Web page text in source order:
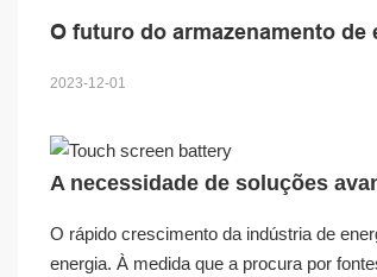
O futuro do armazenamento
2023-12-01
A necessidade de soluções
O rápido crescimento da indústria de
energia. À medida que a procura por